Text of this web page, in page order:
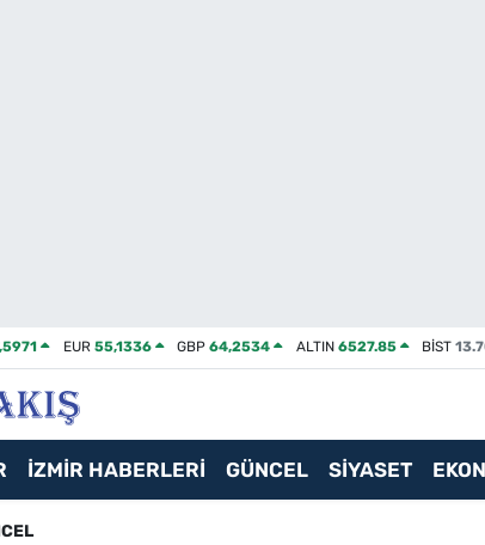
EUR 55,1336 GBP64,2534 ALTIN 6527.85 BİST
İZMİR HABERLERİ GÜNCEL SİYASET